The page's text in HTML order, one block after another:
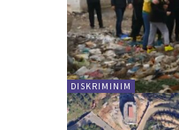
DISKRIMINIM